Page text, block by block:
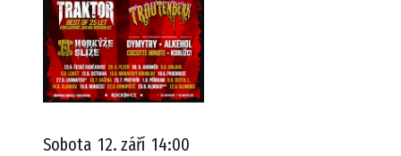
Sobota 12. září 14:00